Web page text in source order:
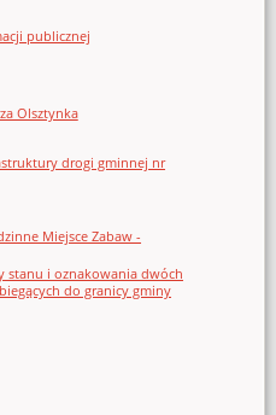
publicznej
Olsztynka
drogi gminnej nr
Miejsce Zabaw -
stanu i oznakowania dwóch
do granicy gminy